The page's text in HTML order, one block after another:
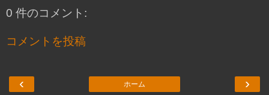
0 件のコメント:
コメントを投稿
‹ ›
ホーム